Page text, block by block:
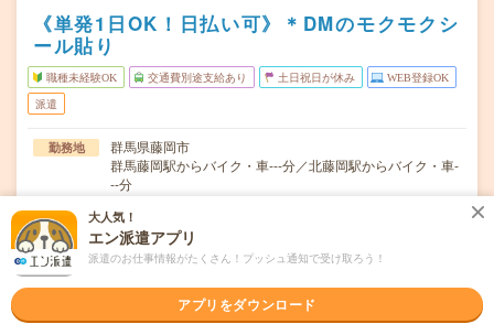
《単発1日OK！日払い可》＊DMのモクモクシ
ール貼り
職種未経験OK 交通費別途支給あり 土日祝日が休み WEB登録OK
派遣
勤務地
群馬県藤岡市
群馬藤岡駅からバイク・車---分／北藤岡駅からバイク・車-
--分
曜日頻度
週0日～/月1日～OK！（月～日のあいだ）★「火曜と木曜
の午後だけ」など色々な働き方ができます！★お仕事ゼロ
の週があっても大丈夫。働きたい日、お休みの希望はお気
＜1日3時間～OK！＞▼ 例えば… ▼15:00～18:0015:00～
22:0017:00～22:…
大人気！
エン派遣アプリ
派遣のお仕事情報がたくさん！プッシュ通知で受け取ろう！
アプリをダウンロード